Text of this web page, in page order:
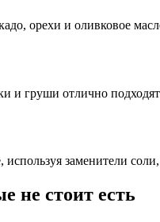
орехи и оливковое
и груши отлично подходят
используя заменители
не стоит есть